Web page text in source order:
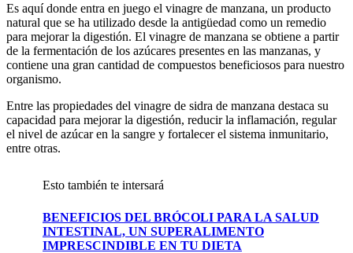
Es aquí donde entra en juego el vinagre de manzana, un producto
natural que se ha utilizado desde la antigüedad como un remedio
para mejorar la digestión. El vinagre de manzana se obtiene a partir
de la fermentación de los azúcares presentes en las manzanas, y
contiene una gran cantidad de compuestos beneficiosos para nuestro
organismo.
Entre las propiedades del vinagre de sidra de manzana destaca su
capacidad para mejorar la digestión, reducir la inflamación, regular
el nivel de azúcar en la sangre y fortalecer el sistema inmunitario,
entre otras.
Esto también te intersará
BENEFICIOS DEL BRÓCOLI PARA LA SALUD
INTESTINAL, UN SUPERALIMENTO
IMPRESCINDIBLE EN TU DIETA